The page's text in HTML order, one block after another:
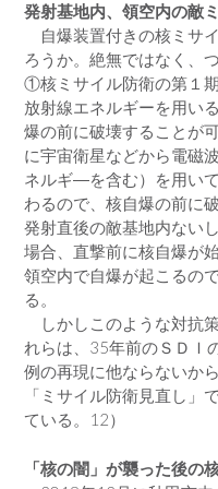
発射基地内、領空内の敵
自爆装置付きの核ミサ
ろうか。絶無ではなく、
①核ミサイル防衛の第１
放射線エネルギーを用い
爆の前に破壊することが
に宇宙衛星などから電磁
ネルギ―を含む）を用い
わるので、核自爆の前に
発射直後の敵基地内ない
場合、直撃前に核自爆が
領空内で自爆が起こるの
る。
しかしこのような対抗
れらは、35年前のＳＤＩ
例の再現に他ならないか
「ミサイル防衛見直し」
ている。12）
「核の闇」が襲った後の